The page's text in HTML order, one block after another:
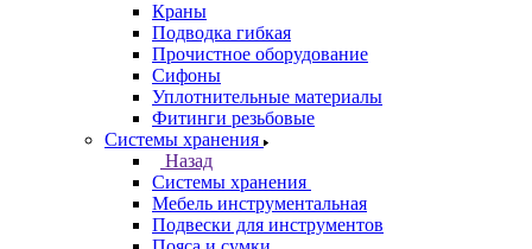
Краны
Подводка гибкая
Прочистное оборудование
Сифоны
Уплотнительные материалы
Фитинги резьбовые
Системы хранения
Назад
Системы хранения
Мебель инструментальная
Подвески для инструментов